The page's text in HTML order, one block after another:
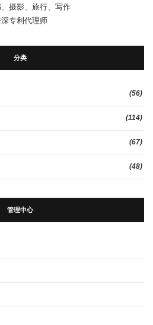
摄影、旅行、写作
深专利代理师
分类
(56)
(114)
(67)
(48)
管理中心